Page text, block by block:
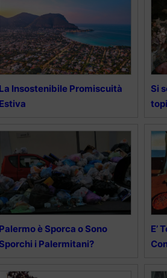
La Insostenibile Promiscuità
Estiva
Si
Palermo è Sporca o Sono
Sporchi i Palermitani?
E’